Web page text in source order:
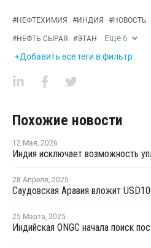
#НЕФТЕХИМИЯ #ИНДИЯ #НОВОСТЬ
#НЕФТЬ СЫРАЯ #ЭТАН Еще 6
+Добавить все теги в фильтр
Похожие новости
12 Мая, 2026
28 Апреля, 2025
25 Марта, 2025